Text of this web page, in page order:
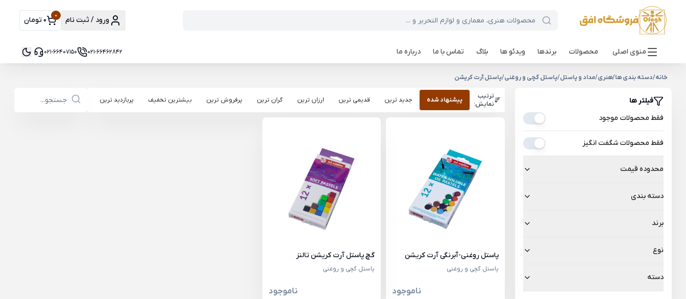
ورود / ثبت نام 0 0 تومان
منوی اصلی محصولات برندها ویدئو ها بلاگ تماس با ما درباره ما 021-66462842
021-66407150
خانه/دسته بندی ها/هنری/مداد و پاستل/پاستل گچی و روغنی/پاستل آرت کریشن
فیلتر ها
فقط محصولات موجود
فقط محصولات شگفت انگیز
محدوده قیمت
دسته بندی
برند
نوع
دسته
ترتیب
نمایش:
پیشنهاد شده جدید ترین قدیمی ترین ارزان ترین گران ترین پرفروش ترین بیشترین تخفیف پربازدید ترین
پاستل روغنی-آبرنگی آرت کریشن
پاستل گچی و روغنی
ناموجود
گچ پاستل آرت کریشن تالنز
پاستل گچی و روغنی
ناموجود